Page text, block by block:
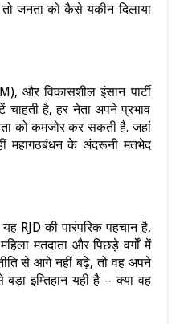
जनता को कैसे यकीन दिलाया
और विकासशील इंसान पार्टी
चाहती है, हर नेता अपने प्रभाव
को कमजोर कर सकती है. जहां
महागठबंधन के अंदरूनी मतभेद
RJD की पारंपरिक पहचान है,
मतदाता और पिछड़े वर्गों में
से आगे नहीं बढ़े, तो वह अपने
इम्तिहान यही है – क्या वह